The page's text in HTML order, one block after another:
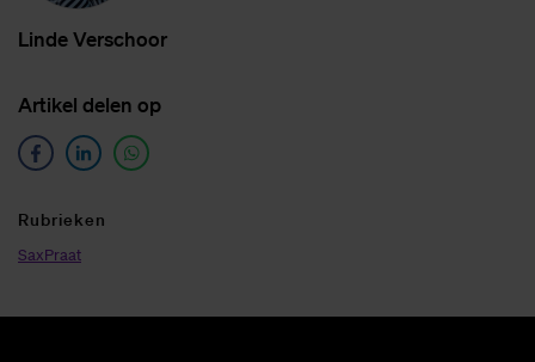
Lin­de Ver­schoor
Ar­ti­kel de­len op
Ru­brie­ken
SaxPraat